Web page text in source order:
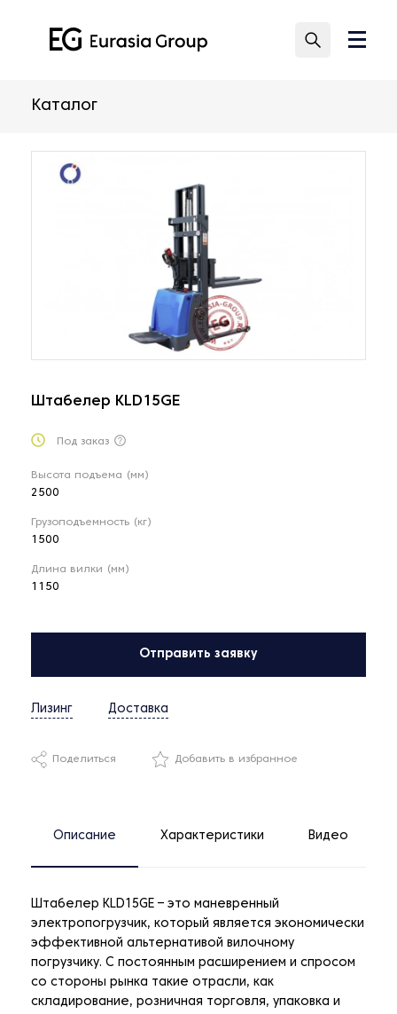
Каталог
Штабелер KLD15GE
Под заказ
Высота подъема (мм)
2500
Грузоподъемность (кг)
1500
Длина вилки (мм)
1150
Отправить заявку
Лизинг Доставка
Поделиться Добавить в избранное
Описание Характеристики Видео
Штабелер KLD15GE – это маневренный
электропогрузчик, который является экономически
эффективной альтернативой вилочному
погрузчику. С постоянным расширением и спросом
со стороны рынка такие отрасли, как
складирование, розничная торговля, упаковка и